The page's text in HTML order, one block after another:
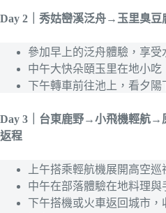
Day 2｜秀姑巒溪泛舟→玉里臭
參加早上的泛舟體驗，享受
中午大快朵頤玉里在地小吃
下午轉車前往池上，看夕陽
Day 3｜台東鹿野→小飛機輕航→
返程
上午搭乘輕航機展開高空
中午在部落體驗在地料理與
下午搭機或火車返回城市